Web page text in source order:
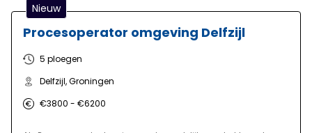
Nieuw
Procesoperator omgeving Delfzijl
5 ploegen
Delfzijl, Groningen
€3800 - €6200